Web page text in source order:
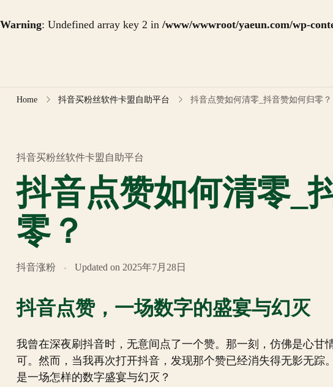
Warning: Undefined array key 2 in /www/wwwroot/yaeun.com/wp-
Home 抖音买粉丝软件卡盟自助平台 抖音点赞如何清零_抖音赞如何归零？
抖音买粉丝软件卡盟自助平台
抖音点赞如何清零_
零？
抖音涨粉 Updated on 2025年7月28日
抖音点赞，一场数字的盛宴与幻灭
我曾在深夜刷抖音时，无意间点了一个赞。那一刻，仿佛是心甘
可。然而，当我再次打开抖音，发现那个赞已经消失得无影无踪
是一场怎样的数字盛宴与幻灭？